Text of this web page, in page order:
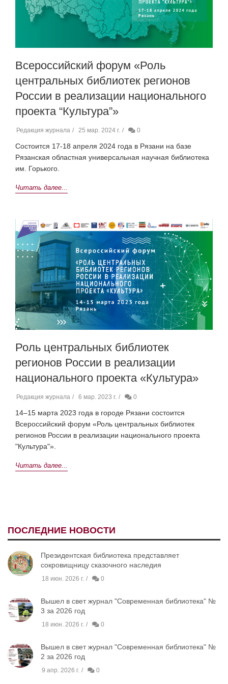
Всероссийский форум «Роль
центральных библиотек регионов
России в реализации национального
проекта “Культура”»
Редакция журнала 25 мар. 2024 г. 0
Состоится 17-18 апреля 2024 года в Рязани на базе
Рязанская областная универсальная научная библиотека
им. Горького.
Читать далее...
Роль центральных библиотек
регионов России в реализации
национального проекта «Культура»
Редакция журнала 6 мар. 2023 г. 0
14–15 марта 2023 года в городе Рязани состоится
Всероссийский форум «Роль центральных библиотек
регионов России в реализации национального проекта
"Культура"».
Читать далее...
ПОСЛЕДНИЕ НОВОСТИ
Президентская библиотека представляет
сокровищницу сказочного наследия
18 июн. 2026 г. 0
Вышел в свет журнал "Современная библиотека" №
3 за 2026 год
18 июн. 2026 г. 0
Вышел в свет журнал "Современная библиотека" №
2 за 2026 год
9 апр. 2026 г. 0